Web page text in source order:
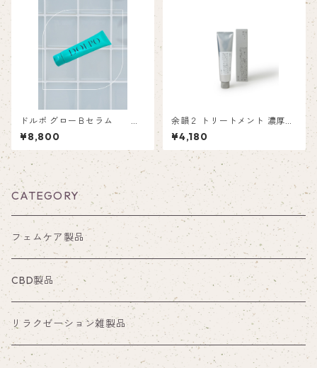
ドルポ グローＢセラム
～理想のハリ
と明るさを目指せるバストア
ップジェル～
¥8,800
余韻２ トリートメント 濃厚感
130ｍL
¥4,180
CATEGORY
フェムケア製品
CBD製品
リラクゼーション雑製品